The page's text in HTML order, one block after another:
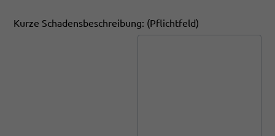
Kurze Schadensbeschreibung: (Pflichtfeld)